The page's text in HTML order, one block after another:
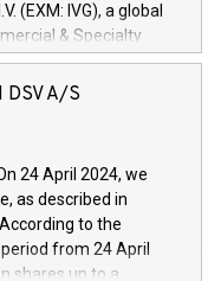
(EXM: IVG), a global
& Specialty
Services arenas,
of 150 million
development and
technologies and
and further
digitalisation and
efficiency, safety,
DSV A/S
24 April 2024, we
as described in
to the
from 24 April
shares up to a